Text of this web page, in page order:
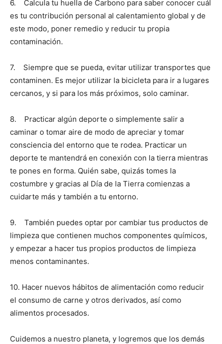
6. Calcula tu huella de Carbono para saber conocer cuál
es tu contribución personal al calentamiento global y de
este modo, poner remedio y reducir tu propia
contaminación.
7. Siempre que se pueda, evitar utilizar transportes que
contaminen. Es mejor utilizar la bicicleta para ir a lugares
cercanos, y si para los más próximos, solo caminar.
8. Practicar algún deporte o simplemente salir a
caminar o tomar aire de modo de apreciar y tomar
consciencia del entorno que te rodea. Practicar un
deporte te mantendrá en conexión con la tierra mientras
te pones en forma. Quién sabe, quizás tomes la
costumbre y gracias al Día de la Tierra comienzas a
cuidarte más y también a tu entorno.
9. También puedes optar por cambiar tus productos de
limpieza que contienen muchos componentes químicos,
y empezar a hacer tus propios productos de limpieza
menos contaminantes.
10. Hacer nuevos hábitos de alimentación como reducir
el consumo de carne y otros derivados, así como
alimentos procesados.
Cuidemos a nuestro planeta, y logremos que los demás